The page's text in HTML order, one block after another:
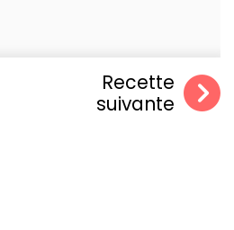
Recette
suivante